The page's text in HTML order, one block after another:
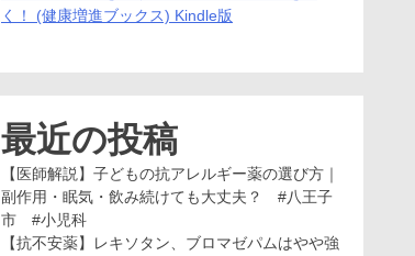
く！ (健康増進ブックス) Kindle版
最近の投稿
【医師解説】子どもの抗アレルギー薬の選び方｜
副作用・眠気・飲み続けても大丈夫？ #八王子
市 #小児科
【抗不安薬】レキソタン、ブロマゼパムはやや強